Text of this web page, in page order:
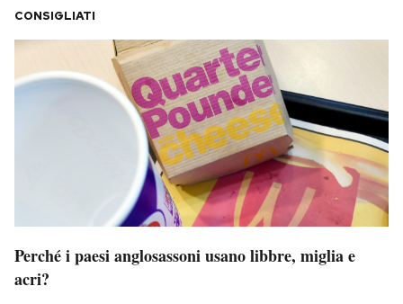
Notifiche mobile
Hai bisogno di aiuto?
Esci
CONSIGLIATI
Perché i paesi anglosassoni usano libbre, miglia e
acri?